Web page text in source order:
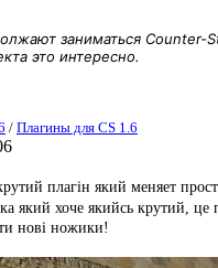
заниматься Counter-
это интересно.
/ Плагины для CS 1.6
плагін який меняет
який хоче якийсь крутий, це
нові ножики!